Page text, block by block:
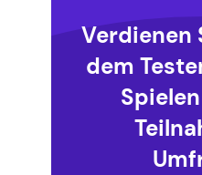
Verdienen
dem